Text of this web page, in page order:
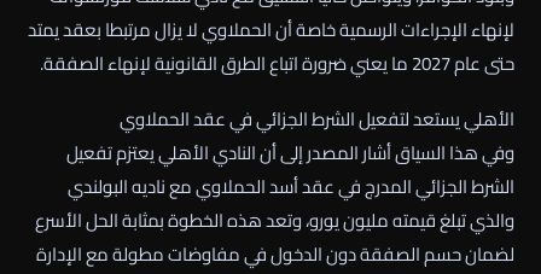
لإنهاء الإجراءات الرسمية خاصة أن الحملاوي لا يزال مرتبطا بعقد يمتد
حتى عام 2027 ما يعني ضرورة اتباع الطرق القانونية لإنهاء الصفقة.
الأهلي يستعد لتفعيل الشرط الجزائي في عقد الحملاوي
وفي هذا السياق أشار المصدر إلى أن النادي الأهلي يعتزم تفعيل
الشرط الجزائي المدرج في عقد أسد الحملاوي مع ناديه البولندي
والذي تبلغ قيمته مليون يورو، وتعد هذه الخطوة بمثابة الحل الأسرع
لضمان حسم الصفقة دون الدخول في مفاوضات مطولة مع الإدارة